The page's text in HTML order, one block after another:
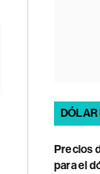
Precios
para el